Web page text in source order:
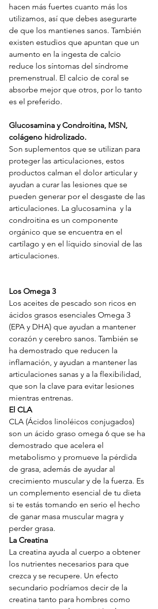
hacen más fuertes cuanto más los
utilizamos, así que debes asegurarte
de que los mantienes sanos. También
existen estudios que apuntan que un
aumento en la ingesta de calcio
reduce los síntomas del síndrome
premenstrual. El calcio de coral se
absorbe mejor que otros, por lo tanto
es el preferido.
Glucosamina y Condroitina, MSN,
colágeno hidrolizado.
Son suplementos que se utilizan para
proteger las articulaciones, estos
productos calman el dolor articular y
ayudan a curar las lesiones que se
pueden generar por el desgaste de las
articulaciones. La glucosamina  y la
condroitina es un componente
orgánico que se encuentra en el
cartílago y en el líquido sinovial de las
articulaciones.
Los Omega 3
Los aceites de pescado son ricos en
ácidos grasos esenciales Omega 3
(EPA y DHA) que ayudan a mantener
corazón y cerebro sanos. También se
ha demostrado que reducen la
inflamación, y ayudan a mantener las
articulaciones sanas y a la flexibilidad,
que son la clave para evitar lesiones
mientras entrenas.
El CLA
CLA (Ácidos linoléicos conjugados)
son un ácido graso omega 6 que se ha
demostrado que acelera el
metabolismo y promueve la pérdida
de grasa, además de ayudar al
crecimiento muscular y de la fuerza. Es
un complemento esencial de tu dieta
si te estás tomando en serio el hecho
de ganar masa muscular magra y
perder grasa.
La Creatina
La creatina ayuda al cuerpo a obtener
los nutrientes necesarios para que
crezca y se recupere. Un efecto
secundario podríamos decir de la
creatina tanto para hombres como